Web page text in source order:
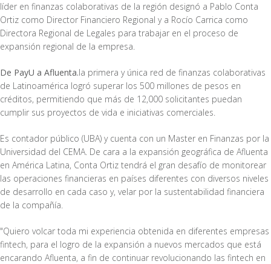
líder en finanzas colaborativas de la región designó a Pablo Conta
Ortiz como Director Financiero Regional y a Rocío Carrica como
Directora Regional de Legales para trabajar en el proceso de
expansión regional de la empresa.
De PayU a Afluenta.la primera y única red de finanzas colaborativas
de Latinoamérica logró superar los 500 millones de pesos en
créditos, permitiendo que más de 12,000 solicitantes puedan
cumplir sus proyectos de vida e iniciativas comerciales.
Es contador público (UBA) y cuenta con un Master en Finanzas por la
Universidad del CEMA. De cara a la expansión geográfica de Afluenta
en América Latina, Conta Ortiz tendrá el gran desafío de monitorear
las operaciones financieras en países diferentes con diversos niveles
de desarrollo en cada caso y, velar por la sustentabilidad financiera
de la compañía.
"Quiero volcar toda mi experiencia obtenida en diferentes empresas
fintech, para el logro de la expansión a nuevos mercados que está
encarando Afluenta, a fin de continuar revolucionando las fintech en